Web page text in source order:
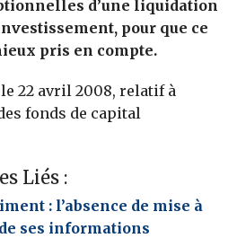
d’une liquidation
pour que ce
pris en compte.
22 avril 2008, relatif à
fonds de capital
Liés :
: l’absence de mise à
ses informations